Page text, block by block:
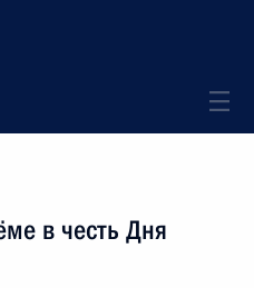
в честь Дня